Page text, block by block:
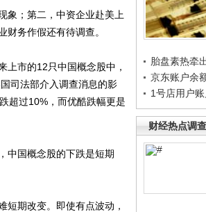
胎盘素热牵
京东账户余
1号店用户
财经热点调查
；第二，中资企业赴美上
务作假还有待调查。
市的12只中国概念股中，
司法部介入调查消息的影
超过10%，而优酷跌幅更是
国概念股的下跌是短期
期改变。即使有点波动，